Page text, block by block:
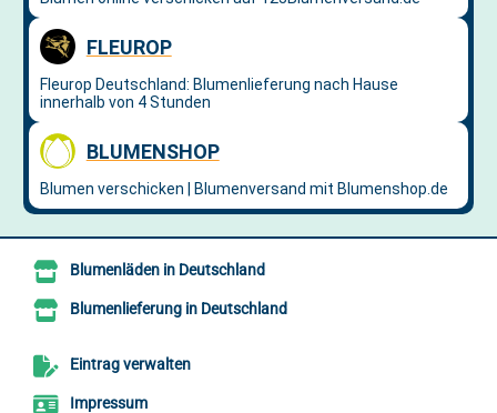
Blumenläden in Deutschland
Blumenlieferung in Deutschland
Eintrag verwalten
Impressum